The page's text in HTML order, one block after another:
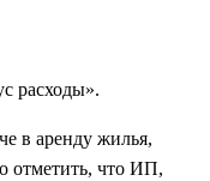
расходы».
в аренду жилья,
отметить, что ИП,